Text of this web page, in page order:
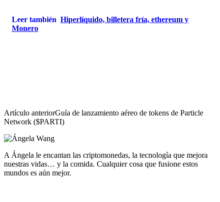
Leer también Hiperlíquido, billetera fría, ethereum y
Monero
Artículo anteriorGuía de lanzamiento aéreo de tokens de Particle
Network ($PARTI)
A Ángela le encantan las criptomonedas, la tecnología que mejora
nuestras vidas… y la comida. Cualquier cosa que fusione estos
mundos es aún mejor.